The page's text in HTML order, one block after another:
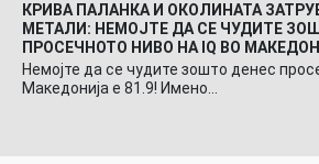
КРИВА ПАЛАНКА И ОКОЛИНАТА
МЕТАЛИ: НЕМОЈТЕ ДА СЕ ЧУДИТЕ
ПРОСЕЧНОТО НИВО НА IQ ВО
Немојте да се чудите зошто денес
Македонија е 81.9! Имено…